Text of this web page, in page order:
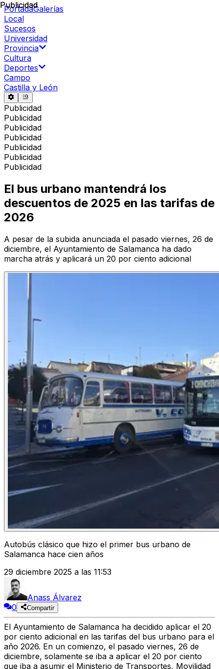
PortadaGalerías
Local
Sucesos
Universidad
Provincia
Cultura
Deportes
Campo
Castilla y León
Publicidad
Publicidad
Publicidad
Publicidad
Publicidad
Publicidad
Publicidad
Publicidad
El bus urbano mantendrá los
descuentos de 2025 en las tarifas de
2026
A pesar de la subida anunciada el pasado viernes, 26 de
diciembre, el Ayuntamiento de Salamanca ha dado
marcha atrás y aplicará un 20 por ciento adicional
Autobús clásico que hizo el primer bus urbano de
Salamanca hace cien años
29 diciembre 2025 a las 11:53
Anass Álvarez
0
Compartir
El Ayuntamiento de Salamanca ha decidido aplicar el 20
por ciento adicional en las tarifas del bus urbano para el
año 2026. En un comienzo, el pasado viernes, 26 de
diciembre, solamente se iba a aplicar el 20 por ciento
que iba a asumir el Ministerio de Transportes, Movilidad
Publicidad